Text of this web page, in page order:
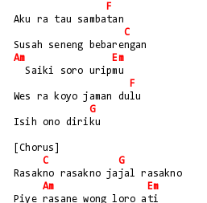
F
Aku ra tau sambatan
C
Susah seneng bebarengan
Am
Em
  Saiki soro uripmu
F
Wes ra koyo jaman dulu
G
Isih ono diriku
[Chorus]
C
G
Rasakno rasakno jajal rasakno
Am
Em
Piye rasane wong loro ati